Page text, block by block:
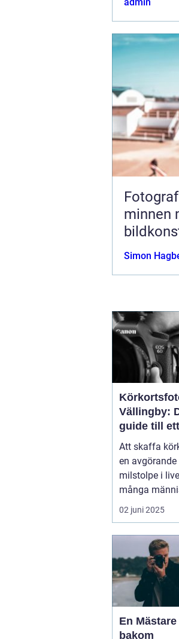
minnen
Simon
Vällingby:
guide till ett
perfekt foto
Att skaffa
en avgörande
milstolpe i
många
02 juni 2025
En Mästare
bakom